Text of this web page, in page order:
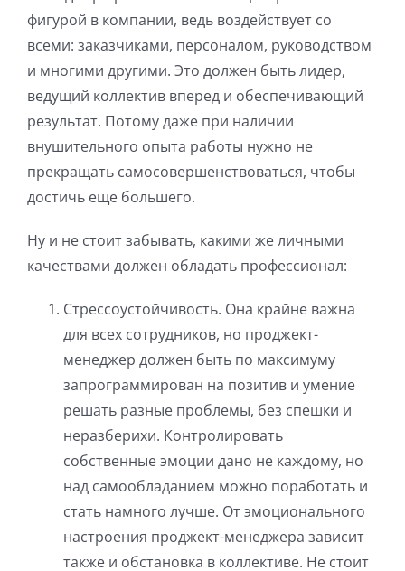
фигурой в компании, ведь воздействует со
всеми: заказчиками, персоналом, руководством
и многими другими. Это должен быть лидер,
ведущий коллектив вперед и обеспечивающий
результат. Потому даже при наличии
внушительного опыта работы нужно не
прекращать самосовершенствоваться, чтобы
достичь еще большего.
Ну и не стоит забывать, какими же личными
качествами должен обладать профессионал:
Стрессоустойчивость. Она крайне важна
для всех сотрудников, но проджект-
менеджер должен быть по максимуму
запрограммирован на позитив и умение
решать разные проблемы, без спешки и
неразберихи. Контролировать
собственные эмоции дано не каждому, но
над самообладанием можно поработать и
стать намного лучше. От эмоционального
настроения проджект-менеджера зависит
также и обстановка в коллективе. Не стоит